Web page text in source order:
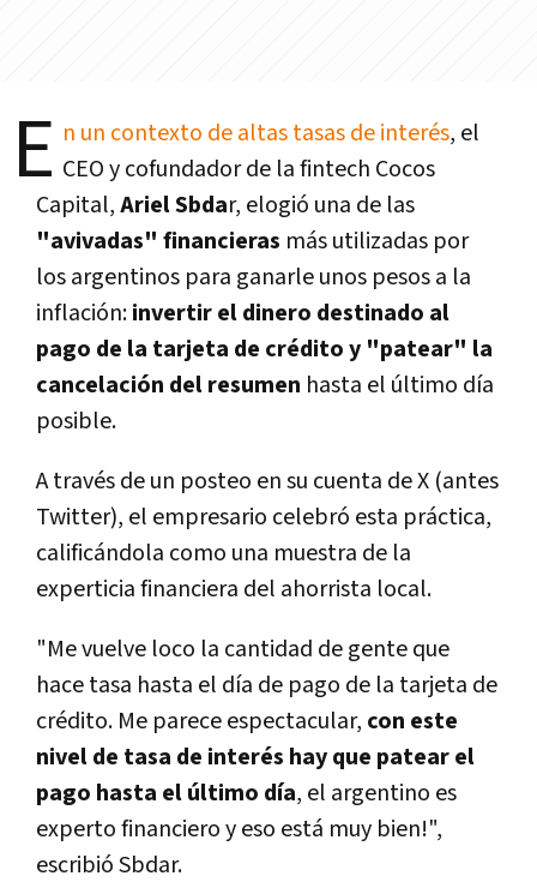
E n un contexto de altas tasas de interés, el
CEO y cofundador de la fintech Cocos
Capital,Ariel Sbdar, elogió una de las
"avivadas" financieras más utilizadas por
los argentinos para ganarle unos pesos a la
inflación:invertir el dinero destinado al
pago de la tarjeta de créditoy "patear" la
cancelación del resumen hasta el último día
posible.
A través de un posteo en su cuenta de X (antes
Twitter), el empresario celebró esta práctica,
calificándola como una muestra de la
experticia financiera del ahorrista local.
"Me vuelve loco la cantidad de gente que
hace tasa hasta el día de pago de la tarjeta de
crédito. Me parece espectacular, con este
nivel de tasa de interés hay que patear el
pago hasta el último día, el argentino es
experto financiero y eso está muy bien!",
escribió Sbdar.